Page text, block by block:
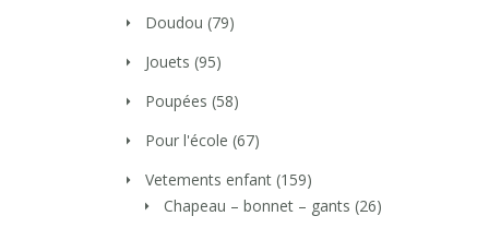
Doudou (79)
Jouets (95)
Poupées (58)
Pour l'école (67)
Vetements enfant (159)
Chapeau – bonnet – gants (26)